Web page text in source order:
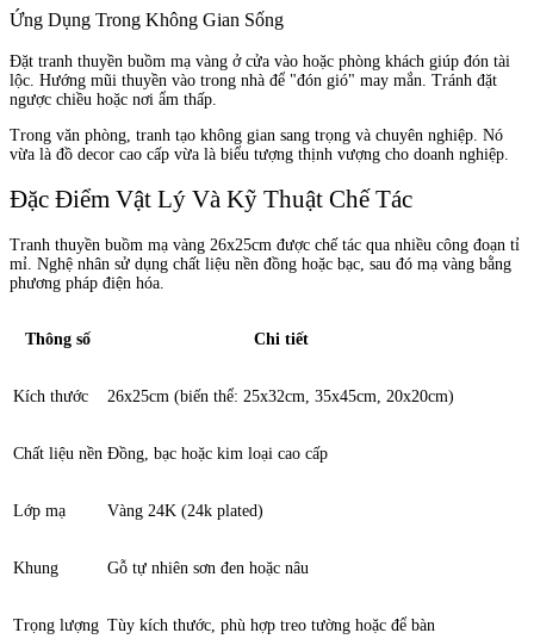
Ứng Dụng Trong Không Gian Sống
Đặt tranh thuyền buồm mạ vàng ở cửa vào hoặc phòng khách giúp đón tài
lộc. Hướng mũi thuyền vào trong nhà để "đón gió" may mắn. Tránh đặt
ngược chiều hoặc nơi ẩm thấp.
Trong văn phòng, tranh tạo không gian sang trọng và chuyên nghiệp. Nó
vừa là đồ decor cao cấp vừa là biểu tượng thịnh vượng cho doanh nghiệp.
Đặc Điểm Vật Lý Và Kỹ Thuật Chế Tác
Tranh thuyền buồm mạ vàng 26x25cm được chế tác qua nhiều công đoạn tỉ
mỉ. Nghệ nhân sử dụng chất liệu nền đồng hoặc bạc, sau đó mạ vàng bằng
phương pháp điện hóa.
Thông số Chi tiết
Kích thước 26x25cm (biến thể: 25x32cm, 35x45cm, 20x20cm)
Chất liệu nền Đồng, bạc hoặc kim loại cao cấp
Lớp mạ Vàng 24K (24k plated)
Khung Gỗ tự nhiên sơn đen hoặc nâu
Trọng lượng Tùy kích thước, phù hợp treo tường hoặc để bàn